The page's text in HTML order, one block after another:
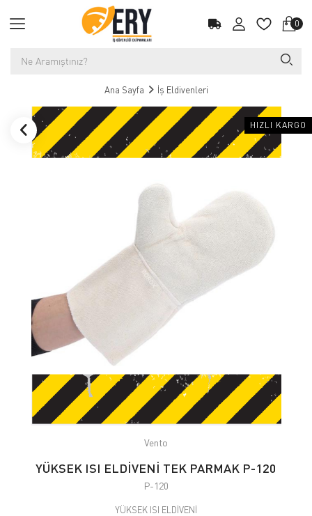
0
Ana Sayfa İş Eldivenleri
HIZLI KARGO
Vento
YÜKSEK ISI ELDİVENİ TEK PARMAK P-120
P-120
YÜKSEK ISI ELDİVENİ